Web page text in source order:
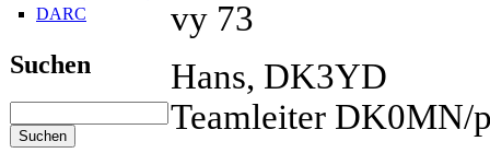
DARC
Suchen
vy 73
Hans, DK3YD
Teamleiter DK0MN/